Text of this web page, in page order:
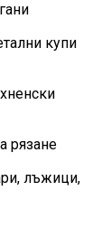
купи
рязане
лъжици,